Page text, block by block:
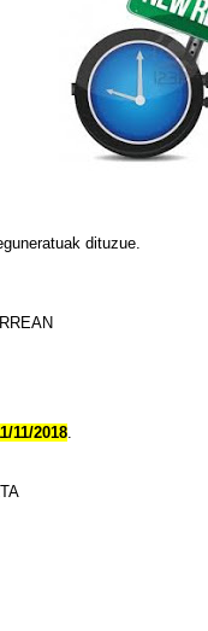
dituzue.
11/2018.